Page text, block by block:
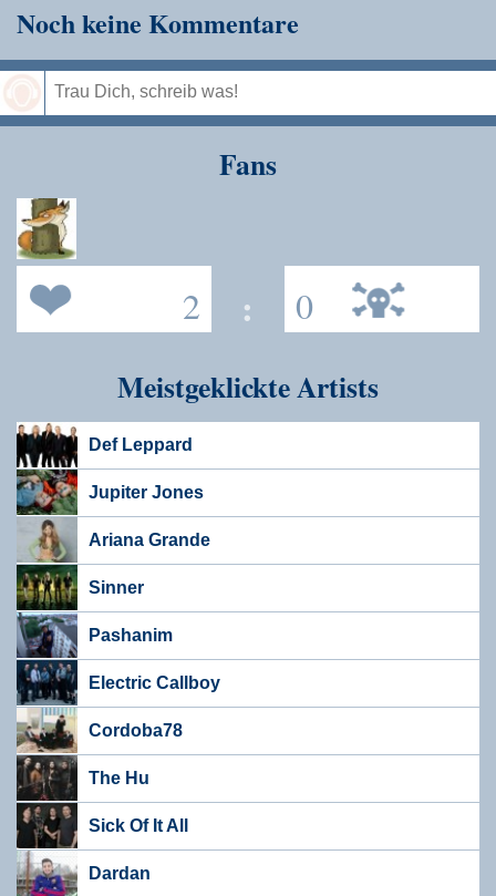
Noch keine Kommentare
Fans
2 : 0
Meistgeklickte Artists
Def Leppard
Jupiter Jones
Ariana Grande
Sinner
Pashanim
Electric Callboy
Cordoba78
The Hu
Sick Of It All
Dardan